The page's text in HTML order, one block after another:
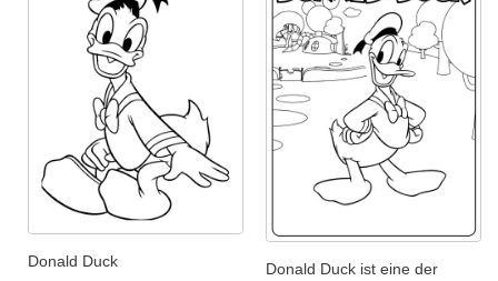
Donald Duck
Donald Duck ist eine der